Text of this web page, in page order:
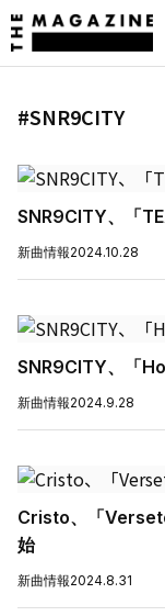
#SNR9CITY
SNR9CITY、「
新曲情報2024.10.28
SNR9CITY、「
新曲情報2024.9.28
Cristo、「
始
新曲情報2024.8.31